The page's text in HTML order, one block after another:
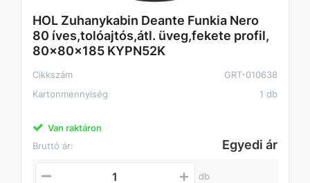
HOL Zuhanykabin Deante Funkia Nero
80 íves,tolóajtós,átl. üveg,fekete profil,
80x80x185 KYPN52K
Cikkszám
GRT-010638
Kartonmennyiség
1 db
Van raktáron
Bruttó ár:
Egyedi ár
db